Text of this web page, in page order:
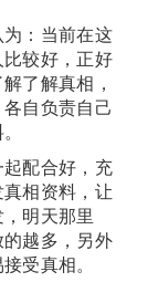
：当前在这
较好，正好
了解真相，
自负责自己
配合好，充
相资料，让
明天那里
越多，另外
受真相。